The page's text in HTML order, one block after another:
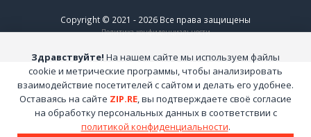
Copyright © 2021 - 2026 Все права защищены
Политика конфиденциальности
Здравствуйте! На нашем сайте мы используем файлы
cookie и метрические программы, чтобы анализировать
взаимодействие посетителей с сайтом и делать его удобнее.
Оставаясь на сайте ZIP.RE, вы подтверждаете своё согласие
на обработку персональных данных в соответствии с
политикой конфиденциальности.